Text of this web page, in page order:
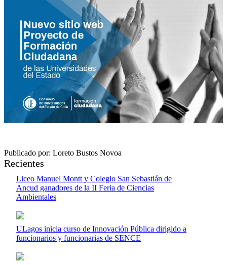
Publicado por: Loreto Bustos Novoa
Recientes
Liceo Manuel Montt y Colegio San Sebastián de
Ancud ganadores de la II Feria de Ciencias
Ambientales
ULagos inicia curso de Innovación Pública dirigido a
funcionarios y funcionarias de SENCE